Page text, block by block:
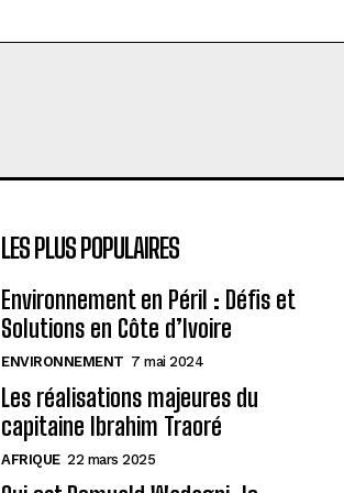
LES PLUS POPULAIRES
Environnement en Péril : Défis et
Solutions en Côte d’Ivoire
ENVIRONNEMENT 7 mai 2024
Les réalisations majeures du
capitaine Ibrahim Traoré
AFRIQUE 22 mars 2025